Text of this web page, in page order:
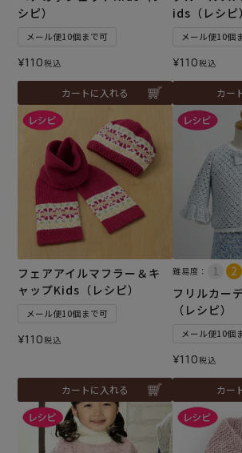
シピ）
メール便10個まで可
¥110税込
カートに入れる
ids（レシピ）
メール便10個
¥110税込
カー
フェアアイルマフラー＆キ
ャップKids（レシピ）
メール便10個まで可
¥110税込
カートに入れる
難易度：
フリルカー
（レシピ）
メール便10個
¥110税込
カー